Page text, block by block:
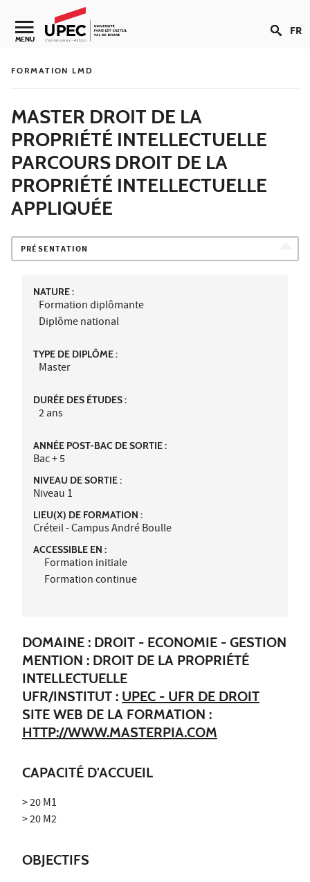
Aller au contenu
Navigation secondaire
MENU FR
FORMATION LMD
MASTER DROIT DE LA
PROPRIÉTÉ INTELLECTUELLE
PARCOURS DROIT DE LA
PROPRIÉTÉ INTELLECTUELLE
APPLIQUÉE
PRÉSENTATION
NATURE :
Formation diplômante
Diplôme national
TYPE DE DIPLÔME :
Master
DURÉE DES ÉTUDES :
2 ans
ANNÉE POST-BAC DE SORTIE :
Bac + 5
NIVEAU DE SORTIE :
Niveau 1
LIEU(X) DE FORMATION :
Créteil - Campus André Boulle
ACCESSIBLE EN :
Formation initiale
Formation continue
DOMAINE : DROIT - ECONOMIE - GESTION
MENTION : DROIT DE LA PROPRIÉTÉ
INTELLECTUELLE
UFR/INSTITUT : UPEC - UFR DE DROIT
SITE WEB DE LA FORMATION :
HTTP://WWW.MASTERPIA.COM
CAPACITÉ D'ACCUEIL
> 20 M1
> 20 M2
OBJECTIFS